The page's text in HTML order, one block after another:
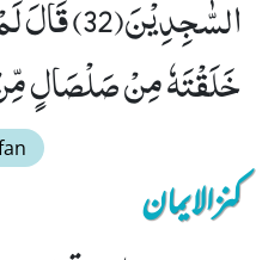
خَلَقْتَهٗ مِنْ صَلْصَالٍ
کنزالایمان